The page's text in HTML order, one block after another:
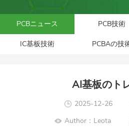
PCBニュース PCB技術
IC基板技術 PCBAの技
AI基板のト
2025-12-26
Author：Leota